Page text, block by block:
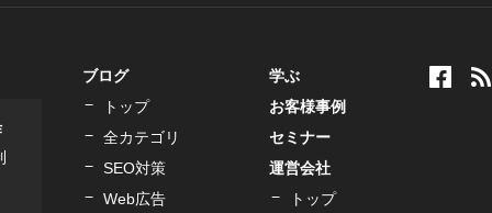
ブログ
トップ
全カテゴリ
SEO対策
Web広告
学ぶ
お客様事例
セミナー
運営会社
トップ